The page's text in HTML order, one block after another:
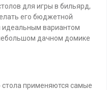
для игры в бильярд,
его бюджетной
идеальным вариантом
дачном домике
стола применяются самые